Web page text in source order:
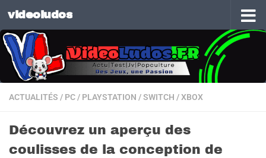
Skip to content
videoludos
ACTUALITÉS / PC/ PLAYSTATION /SWITCH /XBOX
Découvrez un aperçu des
coulisses de la conception de